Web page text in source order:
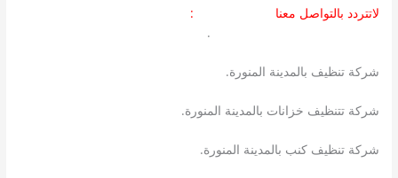
لاتتردد بالتواصل معنا
:
.
شركة تنظيف بالمدينة المنورة.
شركة تتنظيف خزانات بالمدينة المنورة.
شركة تنظيف كنب بالمدينة المنورة.